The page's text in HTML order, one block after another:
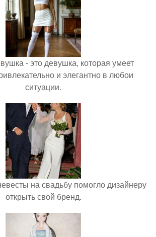
- это девушка, которая умеет
и элегантно в любои
ситуации.
на свадьбу помогло дизайнеру
открыть свой бренд.